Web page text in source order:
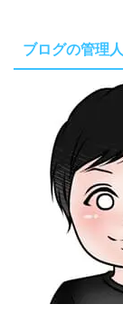
ブログの管理人